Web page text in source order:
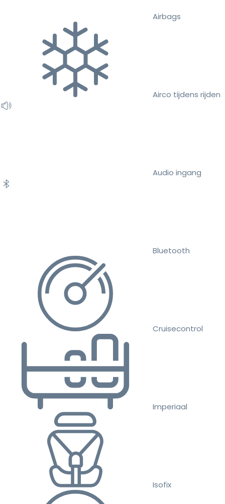
Airbags
Airco tijdens rijden
Audio ingang
Bluetooth
Cruisecontrol
Imperiaal
Isofix